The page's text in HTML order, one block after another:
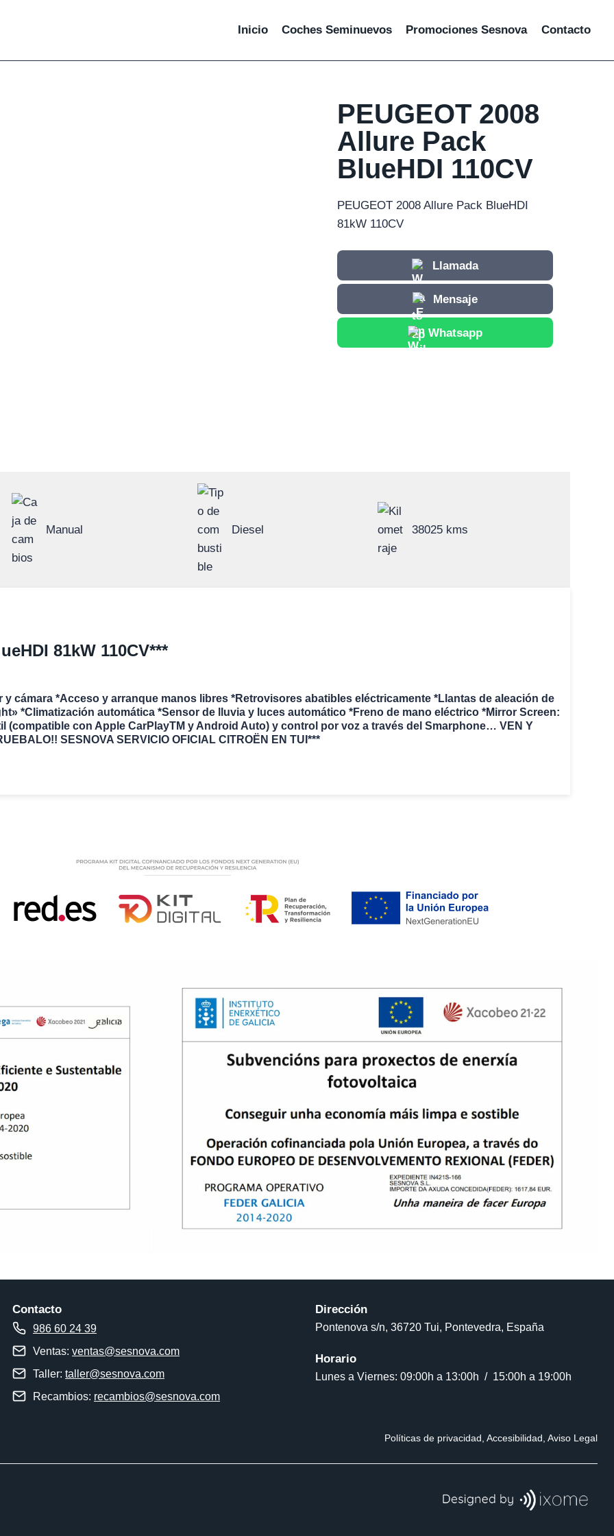
Inicio Coches Seminuevos Promociones Sesnova Contacto
PEUGEOT 2008
Allure Pack
BlueHDI 110CV
PEUGEOT 2008 Allure Pack BlueHDI
81kW 110CV
Llamada
Mensaje
Whatsapp
Manual Diesel 38025 kms
81kW 110CV***
cámara *Acceso y arranque manos libres *Retrovisores abatibles eléctricamente *Llantas de aleación de
*Climatización automática *Sensor de lluvia y luces automático *Freno de mano eléctrico *Mirror Screen:
(compatible con Apple CarPlayTM y Android Auto) y control por voz a través del Smarphone… VEN Y
SESNOVA SERVICIO OFICIAL CITROËN EN TUI***
Contacto
986 60 24 39
Ventas: ventas@sesnova.com
Taller: taller@sesnova.com
Recambios: recambios@sesnova.com
Dirección
Pontenova s/n, 36720 Tui, Pontevedra, España
Horario
Lunes a Viernes: 09:00h a 13:00h / 15:00h a 19:00h
Políticas de privacidad, Accesibilidad, Aviso Legal